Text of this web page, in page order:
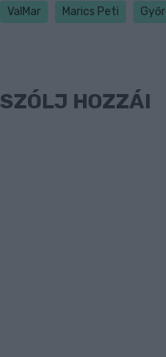
ValMar Marics Peti Győr
SZÓLJ HOZZÁ!